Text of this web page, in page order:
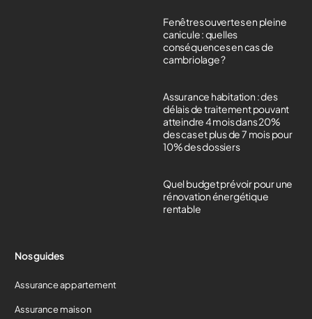
Fenêtres ouvertes en pleine
canicule : quelles
conséquences en cas de
cambriolage ?
Assurance habitation : des
délais de traitement pouvant
atteindre 4 mois dans 20%
des cas et plus de 7 mois pour
10% des dossiers
Quel budget prévoir pour une
rénovation énergétique
rentable
Nos guides
Assurance appartement
Assurance maison